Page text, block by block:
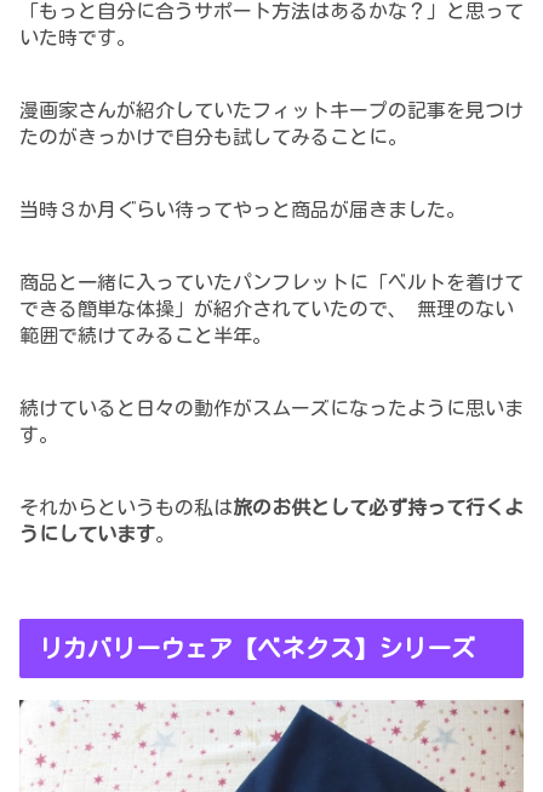
「もっと自分に合うサポート方法はあるかな？」と思って
いた時です。
漫画家さんが紹介していたフィットキープの記事を見つけ
たのがきっかけで自分も試してみることに。
当時３か月ぐらい待ってやっと商品が届きました。
商品と一緒に入っていたパンフレットに 「ベルトを着けて
できる簡単な体操」が紹介されていたので、 無理のない
範囲で続けてみること半年。
続けていると日々の動作がスムーズになったように思いま
す。
それからというもの私は旅のお供として必ず持って行くよ
うにしています。
リカバリーウェア【ベネクス】シリーズ